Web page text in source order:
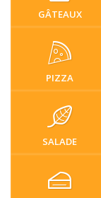
GÂTEAUX
PIZZA
SALADE